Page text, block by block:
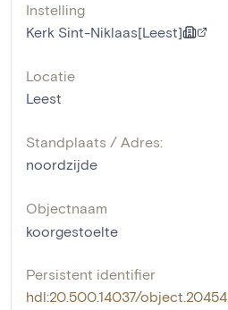
Instelling
Kerk Sint-Niklaas[Leest]
Locatie
Leest
Standplaats / Adres:
noordzijde
Objectnaam
koorgestoelte
Persistent identifier
hdl:20.500.14037/object.20454